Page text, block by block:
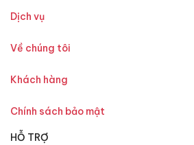
Dịch vụ
Về chúng tôi
Khách hàng
Chính sách bảo mật
HỖ TRỢ